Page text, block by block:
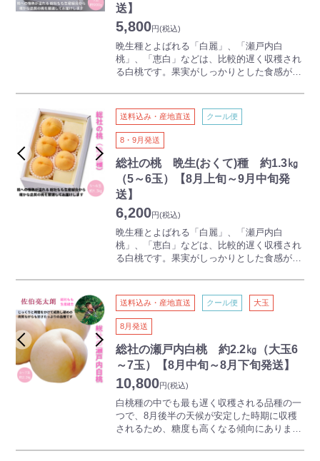
送】
5,800円(税込)
晩生種とよばれる「白麗」、「瀬戸内白
桃」、「恵白」などは、比較的遅く収穫され
る白桃です。果実がしっかりとした食感が特
がりやすいのも人気の理由です。
吉備路として有名な古代吉備文化発祥の地・
総社市から、産地限定の桃をお届けします。
「お客様の気持ちになって美味しい桃を作
る」総社もも生産組合の心意気。適熟にこだ
わったブランド桃です。
送料込み・産地直送 クール便
8・9月発送
総社の桃 晩生(おくて)種 約1.3㎏
（5～6玉）【8月上旬～9月中旬発
送】
6,200円(税込)
晩生種とよばれる「白麗」、「瀬戸内白
桃」、「恵白」などは、比較的遅く収穫され
る白桃です。果実がしっかりとした食感が特
がりやすいのも人気の理由です。
吉備路として有名な古代吉備文化発祥の地・
総社市から、産地限定の桃をお届けします。
「お客様の気持ちになって美味しい桃を作
る」総社もも生産組合の心意気。適熟にこだ
わったブランド桃です。
送料込み・産地直送 クール便 大玉
8月発送
総社の瀬戸内白桃 約2.2㎏（大玉6
～7玉）【8月中旬～8月下旬発送】
10,800円(税込)
白桃種の中でも最も遅く収穫される品種の一
つで、8月後半の天候が安定した時期に収穫
されるため、糖度も高くなる傾向にありま
※佐伯亮太朗さんを中心とした「総社もも生